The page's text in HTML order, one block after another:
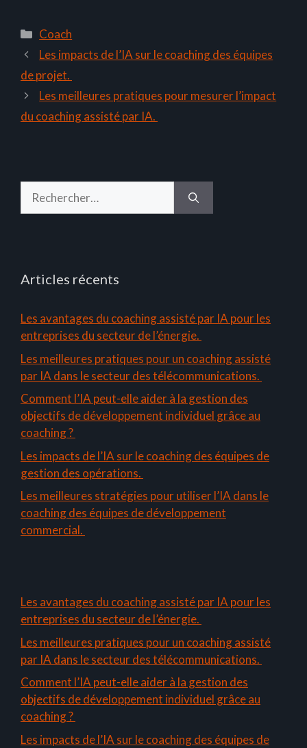
Catégories
Coach
Les impacts de l’IA sur le coaching des équipes
de projet.
Les meilleures pratiques pour mesurer l’impact
du coaching assisté par IA.
Articles récents
Les avantages du coaching assisté par IA pour les
entreprises du secteur de l’énergie.
Les meilleures pratiques pour un coaching assisté
par IA dans le secteur des télécommunications.
Comment l’IA peut-elle aider à la gestion des
objectifs de développement individuel grâce au
coaching ?
Les impacts de l’IA sur le coaching des équipes de
gestion des opérations.
Les meilleures stratégies pour utiliser l’IA dans le
coaching des équipes de développement
commercial.
Les avantages du coaching assisté par IA pour les
entreprises du secteur de l’énergie.
Les meilleures pratiques pour un coaching assisté
par IA dans le secteur des télécommunications.
Comment l’IA peut-elle aider à la gestion des
objectifs de développement individuel grâce au
coaching ?
Les impacts de l’IA sur le coaching des équipes de